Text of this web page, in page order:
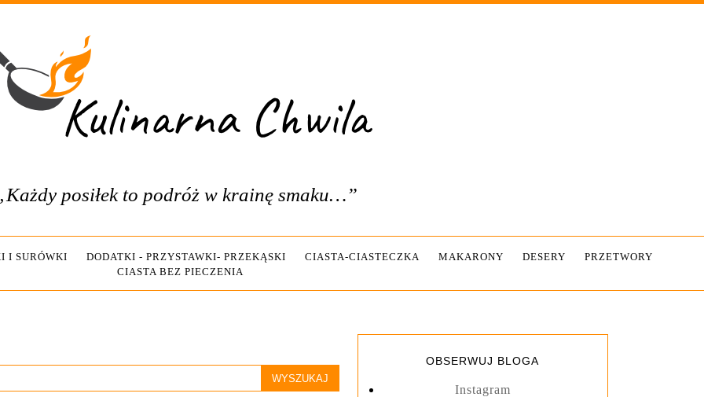
posiłek to podróż w krainę smaku…”
I SURÓWKI DODATKI - PRZYSTAWKI- PRZEKĄSKI CIASTA-CIASTECZKA MAKARONY DESERY
PRZETWORY
CIASTA BEZ PIECZENIA
OBSERWUJ BLOGA
Instagram